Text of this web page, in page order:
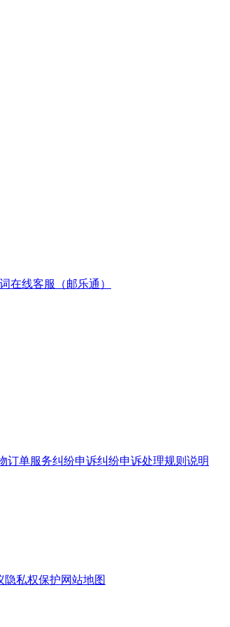
在线客服（邮乐通）
订单服务纠纷申诉纠纷申诉处理规则说明
隐私权保护网站地图